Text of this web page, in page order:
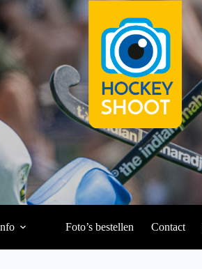
Foto’s bestellen Contact